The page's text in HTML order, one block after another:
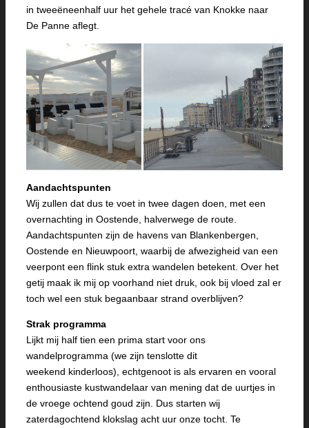
in tweeëneenhalf uur het gehele tracé van Knokke naar
De Panne aflegt.
Aandachtspunten
Wij zullen dat dus te voet in twee dagen doen, met een
overnachting in Oostende, halverwege de route.
Aandachtspunten zijn de havens van Blankenbergen,
Oostende en Nieuwpoort, waarbij de afwezigheid van een
veerpont een flink stuk extra wandelen betekent. Over het
getij maak ik mij op voorhand niet druk, ook bij vloed zal er
toch wel een stuk begaanbaar strand overblijven?
Strak programma
Lijkt mij half tien een prima start voor ons
wandelprogramma (we zijn tenslotte dit
weekend kinderloos), echtgenoot is als ervaren en vooral
enthousiaste kustwandelaar van mening dat de uurtjes in
de vroege ochtend goud zijn. Dus starten wij
zaterdagochtend klokslag acht uur onze tocht. Te